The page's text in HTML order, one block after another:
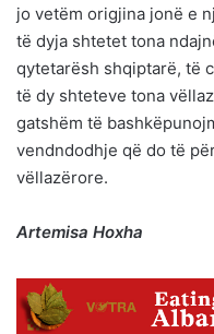
jo vetëm origjina jonë e
të dyja shtetet tona
qytetarësh shqiptarë, të
të dy shteteve tona
gatshëm të
vendndodhje që do të
vëllazërore.
Artemisa Hoxha